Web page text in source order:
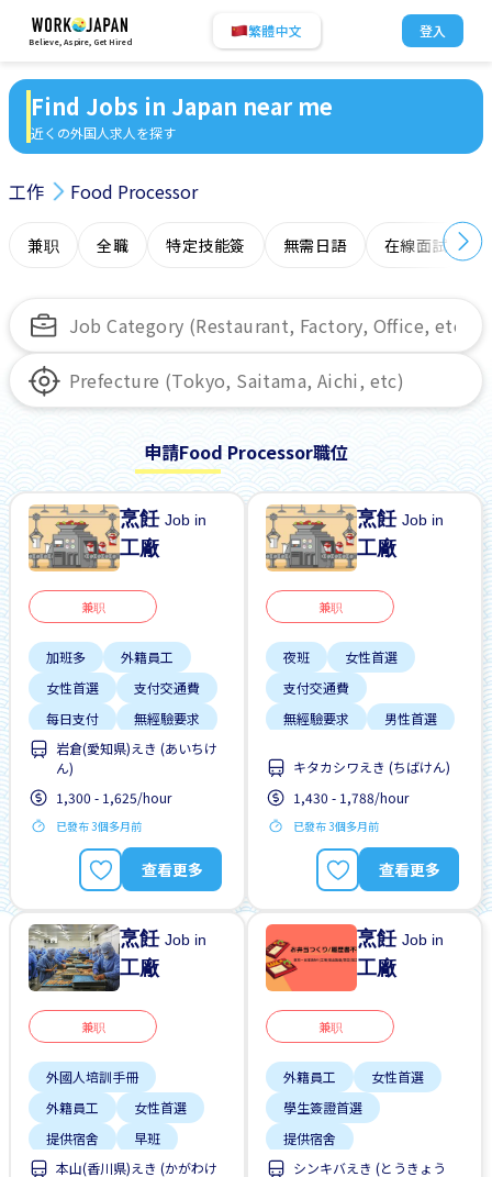
Believe, Aspire, Get Hired
繁體中文 登入
Find Jobs in Japan near me
近くの外国人求人を探す
工作 Food Processor
兼职 全職 特定技能簽 無需日語 在線面試
申請Food Processor職位
烹飪Job in
工廠
兼职
加班多
外籍員工
女性首選
支付交通費
每日支付
無經驗要求
無需簡歷
男性首選
自行車停放處
岩倉(愛知県)えき (あいちけ
ん)
1,300 - 1,625/hour
已發布 3個多月前
查看更多
烹飪Job in
工廠
兼职
夜班
女性首選
支付交通費
無經驗要求
男性首選
靠近車站
預付工資
キタカシワえき (ちばけん)
1,430 - 1,788/hour
已發布 3個多月前
查看更多
烹飪Job in
工廠
兼职
外國人培訓手冊
外籍員工
女性首選
提供宿舍
早班
晉陞
本山(香川県)えき (かがわけ
烹飪Job in
工廠
兼职
外籍員工
女性首選
學生簽證首選
提供宿舍
有機會被錄取全職工作
シンキバえき (とうきょう